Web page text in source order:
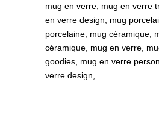
mug en verre, mug en verre
en verre design, mug
porcelaine, mug céramique,
céramique, mug en verre,
goodies, mug en verre
verre design,